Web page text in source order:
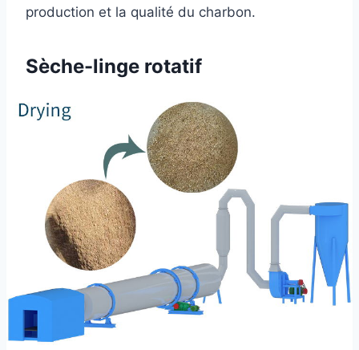
production et la qualité du charbon.
Sèche-linge rotatif